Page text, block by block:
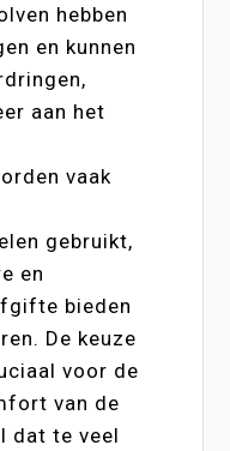
hebben
en kunnen
aan het
vaak
gebruikt,
en
bieden
De keuze
voor de
van de
dat te veel